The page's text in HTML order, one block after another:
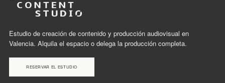
Estudio de creación de contenido y producción audiovisual en
Valencia. Alquila el espacio o delega la producción completa.
RESERVAR EL ESTUDIO